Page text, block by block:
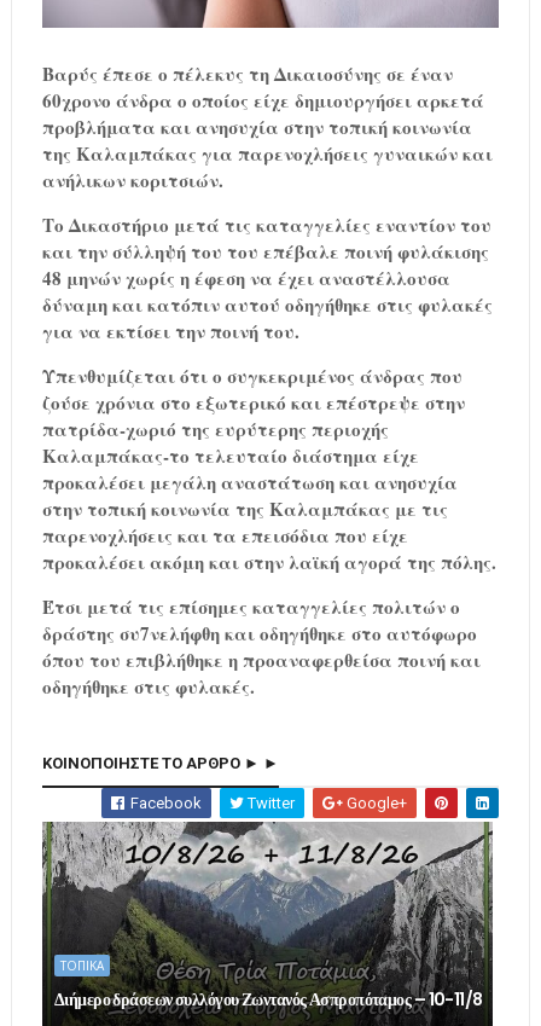
Βαρύς έπεσε ο πέλεκυς τη Δικαιοσύνης σε έναν
60χρονο άνδρα ο οποίος είχε δημιουργήσει αρκετά
προβλήματα και ανησυχία στην τοπική κοινωνία
της Καλαμπάκας για παρενοχλήσεις γυναικών και
ανήλικων κοριτσιών.
Το Δικαστήριο μετά τις καταγγελίες εναντίον του
και την σύλληψή του του επέβαλε ποινή φυλάκισης
48 μηνών χωρίς η έφεση να έχει αναστέλλουσα
δύναμη και κατόπιν αυτού οδηγήθηκε στις φυλακές
για να εκτίσει την ποινή του.
Υπενθυμίζεται ότι ο συγκεκριμένος άνδρας που
ζούσε χρόνια στο εξωτερικό και επέστρεψε στην
πατρίδα-χωριό της ευρύτερης περιοχής
Καλαμπάκας-το τελευταίο διάστημα είχε
προκαλέσει μεγάλη αναστάτωση και ανησυχία
στην τοπική κοινωνία της Καλαμπάκας με τις
παρενοχλήσεις και τα επεισόδια που είχε
προκαλέσει ακόμη και στην λαϊκή αγορά της πόλης.
Έτσι μετά τις επίσημες καταγγελίες πολιτών ο
δράστης συ7νελήφθη και οδηγήθηκε στο αυτόφωρο
όπου του επιβλήθηκε η προαναφερθείσα ποινή και
οδηγήθηκε στις φυλακές.
ΚΟΙΝΟΠΟΙΗΣΤΕ ΤΟ ΑΡΘΡΟ ► ►
Facebook Twitter Google+
ΤΟΠΙΚΑ
Διήμερο δράσεων συλλόγου Ζωντανός Ασπροπόταμος – 10-11/8